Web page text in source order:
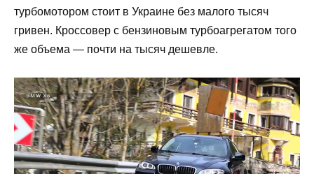
турбомотором стоит в Украине без малого тысяч
гривен. Кроссовер с бензиновым турбоагрегатом того
же объема — почти на тысяч дешевле.